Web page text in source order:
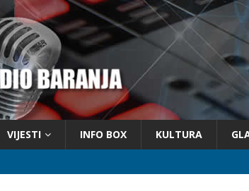
VIJESTI INFO BOX KULTURA